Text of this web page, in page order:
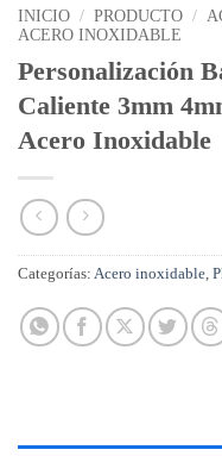
INICIO / PRODUCTO /
ACERO INOXIDABLE
Personalización
Caliente 3mm
Acero Inoxidable
Categorías: Acero inoxidable,